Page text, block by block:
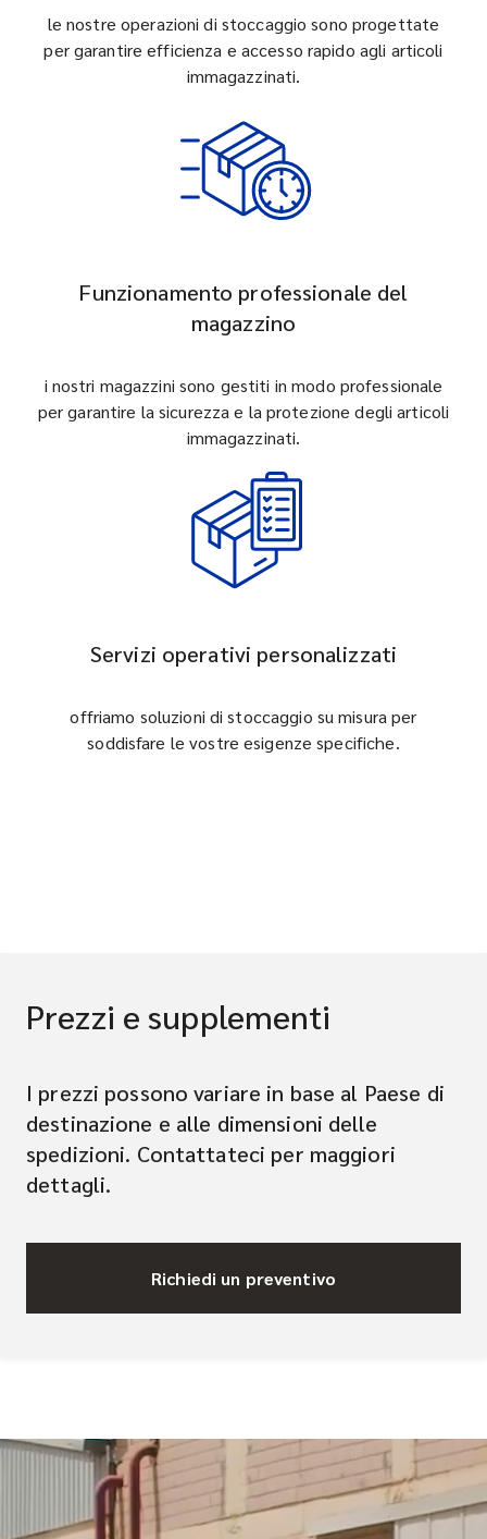
le nostre operazioni di stoccaggio sono progettate
per garantire efficienza e accesso rapido agli articoli
immagazzinati.
Funzionamento professionale del
magazzino
i nostri magazzini sono gestiti in modo professionale
per garantire la sicurezza e la protezione degli articoli
immagazzinati.
Servizi operativi personalizzati
offriamo soluzioni di stoccaggio su misura per
soddisfare le vostre esigenze specifiche.
Prezzi e supplementi
I prezzi possono variare in base al Paese di
destinazione e alle dimensioni delle
spedizioni. Contattateci per maggiori
dettagli.
Richiedi un preventivo